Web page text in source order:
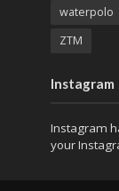
waterpolo
ZTM
Instagram
Instagram
your